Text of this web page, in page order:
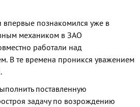
впервые познакомился уже в
механиком в ЗАО
работали над
В те времена проникся уважением
поставленную
задачу по возрождению